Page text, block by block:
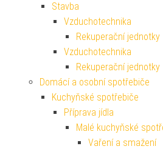
Stavba
Vzduchotechnika
Rekuperační jednotky
Vzduchotechnika
Rekuperační jednotky
Domácí a osobní spotřebiče
Kuchyňské spotřebiče
Příprava jídla
Malé kuchyňské
Vaření a smažení